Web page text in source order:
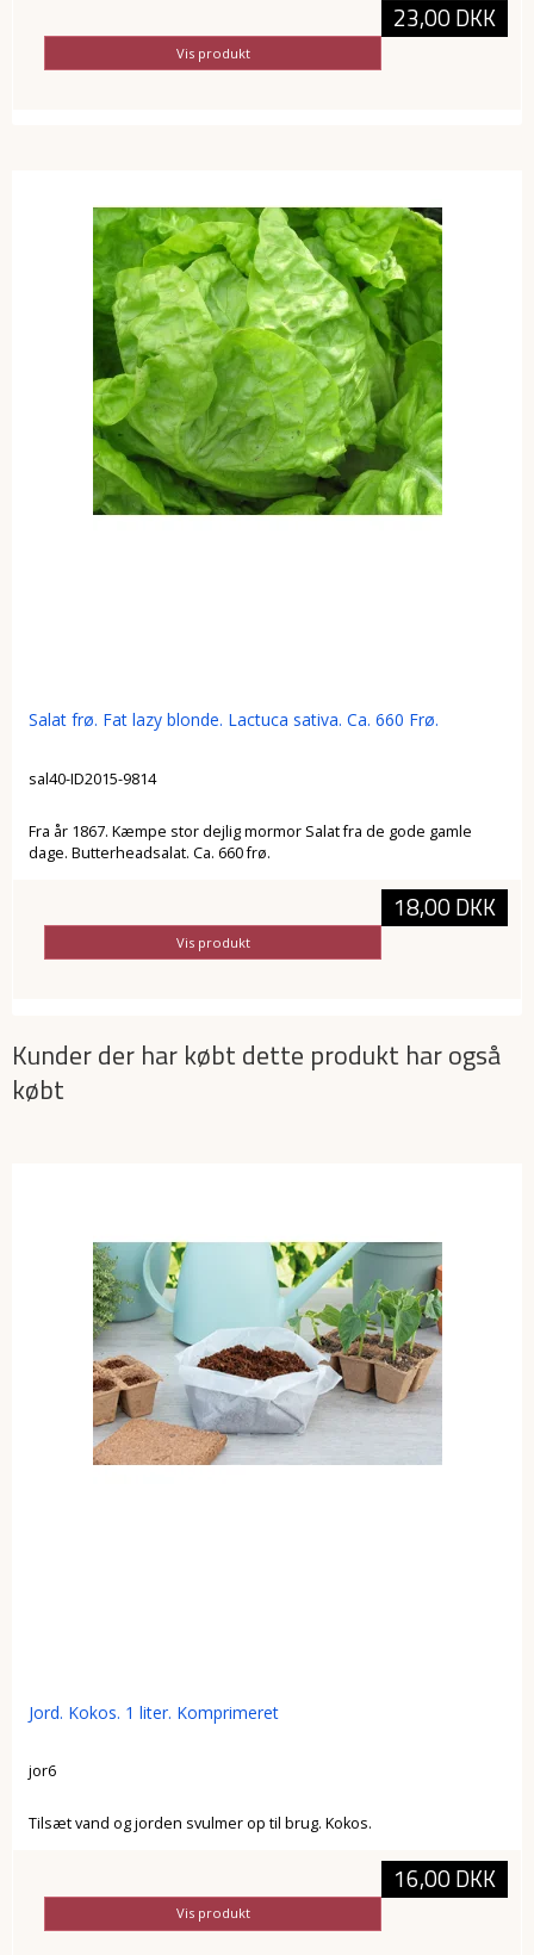
23,00 DKK
Vis produkt
Salat frø. Fat lazy blonde. Lactuca sativa. Ca. 660 Frø.
sal40-ID2015-9814
Fra år 1867. Kæmpe stor dejlig mormor Salat fra de gode gamle
dage. Butterheadsalat. Ca. 660 frø.
18,00 DKK
Vis produkt
Kunder der har købt dette produkt har også
købt
Jord. Kokos. 1 liter. Komprimeret
jor6
Tilsæt vand og jorden svulmer op til brug. Kokos.
16,00 DKK
Vis produkt